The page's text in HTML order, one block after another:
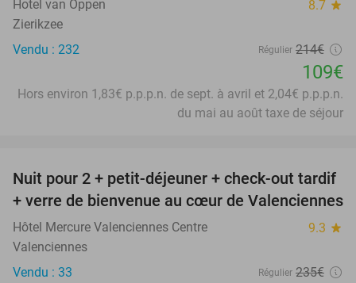
Hotel van Oppen 8.7 star
Zierikzee
Vendu : 232
Régulier 214€
109€
Hors environ 1,83€ p.p.p.n. de sept. à avril et 2,04€ p.p.p.n.
du mai au août taxe de séjour
46%
Nuit pour 2 + petit-déjeuner + check-out tardif
+ verre de bienvenue au cœur de Valenciennes
Hôtel Mercure Valenciennes Centre 9.3 star
Valenciennes
Vendu : 33
Régulier 235€